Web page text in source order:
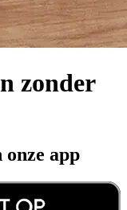
zonder
app